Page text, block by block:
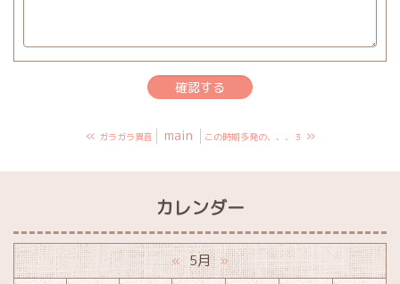
« ガラガラ異音 main この時期多発の、、、３ »
カレンダー
« 5月 »